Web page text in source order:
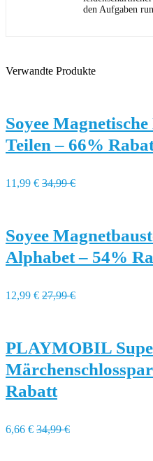
den Aufgaben
Verwandte Produkte
Soyee
Teilen – 66%
11,99 € 34,99 €
Soyee
Alphabet – 54%
12,99 € 27,99 €
PLAYMOBIL
Rabatt
6,66 € 34,99 €